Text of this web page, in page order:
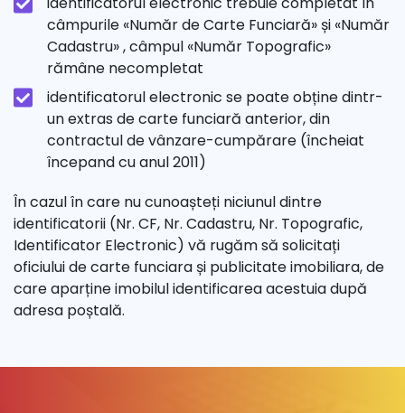
câmpurile «Număr de Carte Funciară» și «Număr
Cadastru» , câmpul «Număr Topografic»
rămâne necompletat
identificatorul electronic se poate obține dintr-
un extras de carte funciară anterior, din
contractul de vânzare-cumpărare (încheiat
începand cu anul 2011)
În cazul în care nu cunoașteți niciunul dintre
identificatorii (Nr. CF, Nr. Cadastru, Nr. Topografic,
Identificator Electronic) vă rugăm să solicitați
oficiului de carte funciara și publicitate imobiliara, de
care aparține imobilul identificarea acestuia după
adresa poștală.